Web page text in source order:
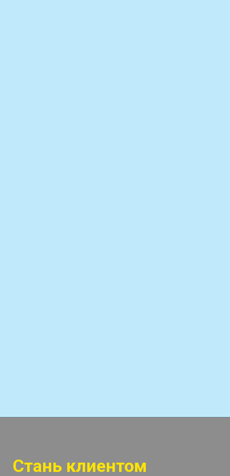
Стань клиентом